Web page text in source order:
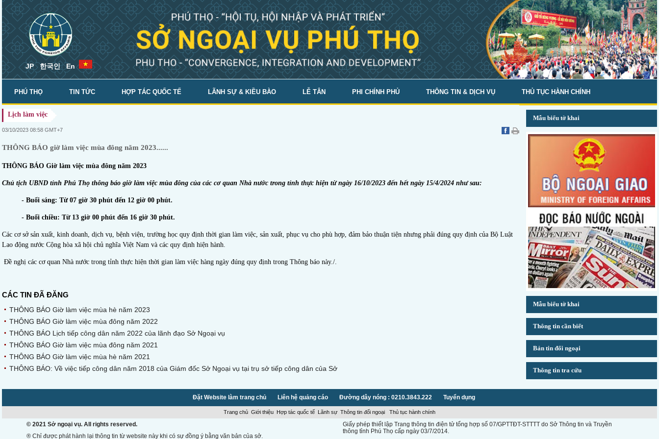
JP 한국인 En
PHÚ THỌ TIN TỨC HỢP TÁC QUỐC TẾ LÃNH SỰ & KIỀU BÀO LỄ TÂN PHI CHÍNH PHỦ THÔNG TIN & DỊCH VỤ THỦ TỤC HÀNH CHÍNH
SỞ NGOẠI VỤ
Lịch làm việc
03/10/2023 08:58 GMT+7
THÔNG BÁO giờ làm việc mùa đông năm 2023......
THÔNG BÁO Giờ làm việc mùa đông năm 2023
Chủ tịch UBND tỉnh Phú Thọ thông báo giờ làm việc mùa đông của các cơ quan Nhà nước trong tỉnh thực hiện từ ngày 16/10/2023 đến hết ngày 15/4/2024 như sau:
- Buổi sáng: Từ 07 giờ 30 phút đến 12 giờ 00 phút.
- Buổi chiều: Từ 13 giờ 00 phút đến 16 giờ 30 phút.
Các cơ sở sản xuất, kinh doanh, dịch vụ, bệnh viện, trường học quy định thời gian làm việc, sản xuất, phục vụ cho phù hợp, đảm bảo thuận tiện nhưng phải đúng quy định của Bộ Luật
Lao động nước Cộng hòa xã hội chủ nghĩa Việt Nam và các quy định hiện hành.
Đề nghị các cơ quan Nhà nước trong tỉnh thực hiện thời gian làm việc hàng ngày đúng quy định trong Thông báo này./.
CÁC TIN ĐÃ ĐĂNG
THÔNG BÁO Giờ làm việc mùa hè năm 2023
THÔNG BÁO Giờ làm việc mùa đông năm 2022
THÔNG BÁO Lịch tiếp công dân năm 2022 của lãnh đạo Sở Ngoại vụ
THÔNG BÁO Giờ làm việc mùa đông năm 2021
THÔNG BÁO Giờ làm việc mùa hè năm 2021
THÔNG BÁO: Về việc tiếp công dân năm 2018 của Giám đốc Sở Ngoại vụ tại trụ sở tiếp công dân của Sở
Mẫu biểu tờ khai
Mẫu biểu tờ khai
Thông tin cần biết
Bản tin đối ngoại
Thông tin tra cứu
Đặt Website làm trang chủ Liên hệ quảng cáo Đường dây nóng : 0210.3843.222 Tuyển dụng
Trang chủ Giới thiệu Hợp tác quốc tế Lãnh sự Thông tin đối ngoại Thủ tục hành chính
© 2021 Sở ngoại vụ. All rights reserved.
® Chỉ được phát hành lại thông tin từ website này khi có sự đồng ý bằng văn bản của sở.
Giấy phép thiết lập Trang thông tin điện tử tổng hợp số 07/GPTTĐT-STTTT do Sở Thông tin và Truyền
thông tỉnh Phú Thọ cấp ngày 03/7/2014.